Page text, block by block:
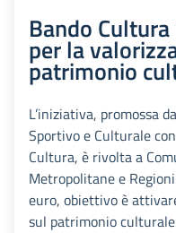
Bando
per la
patrimonio
L’iniziativa, promossa
Sportivo e Culturale
Cultura, è rivolta a
Metropolitane e
euro, obiettivo è
sul patrimonio